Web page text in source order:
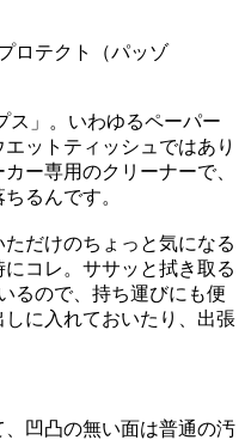
ロテクト（パッゾ
ス」。いわゆるペーパー
ットティッシュではあり
ー専用のクリーナーで、
るんです。
だけのちょっと気になる
コレ。ササッと拭き取る
るので、持ち運びにも便
に入れておいたり、出張
凹凸の無い面は普通の汚